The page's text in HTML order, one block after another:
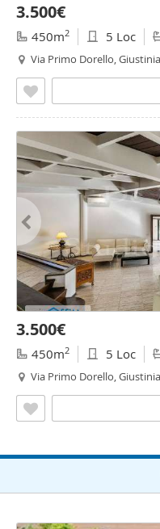
3.500€
450m2 5 Loc
Via Primo Dorello,
3.500€
450m2 5 Loc
Via Primo Dorello,